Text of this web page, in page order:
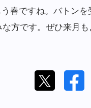
春ですね。バトン
方です。ぜひ来月も